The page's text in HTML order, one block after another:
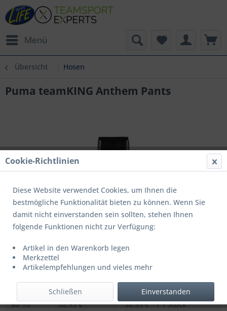
Menü
Übersicht Hosen
Puma teamKING Anthem Pants
UVP: 54,95 € *
Menge
Stückpreis
Grundpreis
bis9 43,90 € * 43,90 € * / 1 Stück
ab10 32,95 € * 32,95 € * / 1 Stück
Cookie-Richtlinien
Diese Website verwendet Cookies, um Ihnen die
bestmögliche Funktionalität bieten zu können. Wenn Sie
damit nicht einverstanden sein sollten, stehen Ihnen
folgende Funktionen nicht zur Verfügung:
Artikel in den Warenkorb legen
Merkzettel
Artikelempfehlungen und vieles mehr
Einverstanden
Schließen